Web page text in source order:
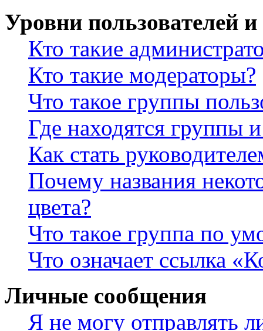
Уровни пользователей
Кто такие
Кто такие модераторы?
Что такое группы
Где находятся группы
Как стать
Почему названия
цвета?
Что такое группа по
Что означает ссылка
Личные сообщения
Я не могу отправлять